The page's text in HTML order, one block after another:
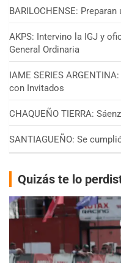
BARILOCHENSE:
AKPS: Intervino la IGJ y
General Ordinaria
IAME SERIES
con Invitados
CHAQUEÑO TIERRA:
SANTIAGUEÑO: Se
Quizás te lo